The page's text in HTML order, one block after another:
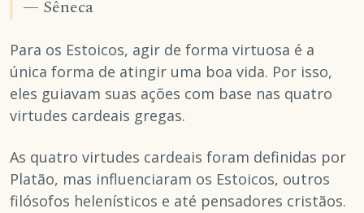
— Sêneca
Para os Estoicos, agir de forma virtuosa é a
única forma de atingir uma boa vida. Por isso,
eles guiavam suas ações com base nas quatro
virtudes cardeais gregas.
As quatro virtudes cardeais foram definidas por
Platão, mas influenciaram os Estoicos, outros
filósofos helenísticos e até pensadores cristãos.